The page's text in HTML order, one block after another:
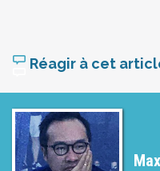
Réagir à cet